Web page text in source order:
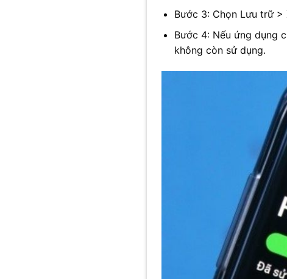
Bước 3: Chọn Lưu trữ
Bước 4: Nếu ứng dụng
không còn sử dụng.